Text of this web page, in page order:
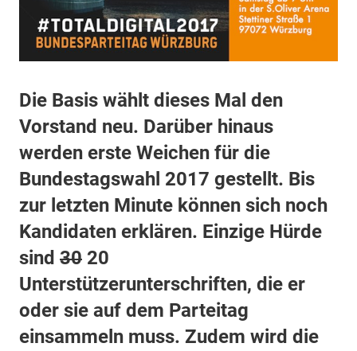
Die Basis wählt dieses Mal den
Vorstand neu. Darüber hinaus
werden erste Weichen für die
Bundestagswahl 2017 gestellt. Bis
zur letzten Minute können sich noch
Kandidaten erklären. Einzige Hürde
sind 30 20
Unterstützerunterschriften, die er
oder sie auf dem Parteitag
einsammeln muss. Zudem wird die